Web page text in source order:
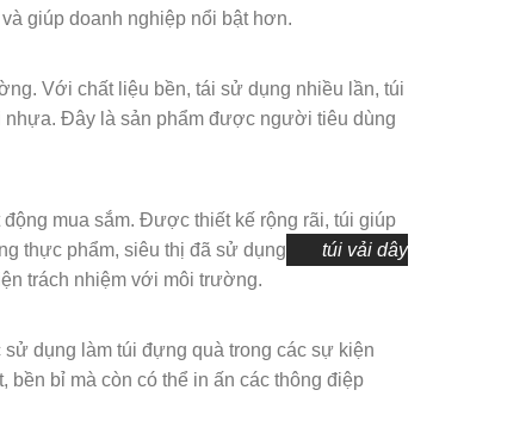
giúp doanh nghiệp nổi bật hơn.
Với chất liệu bền, tái sử dụng nhiều lần, túi
nhựa. Đây là sản phẩm được người tiêu dùng
mua sắm. Được thiết kế rộng rãi, túi giúp
thực phẩm, siêu thị đã sử dụng
túi vải dây
trách nhiệm với môi trường.
dụng làm túi đựng quà trong các sự kiện
bỉ mà còn có thể in ấn các thông điệp